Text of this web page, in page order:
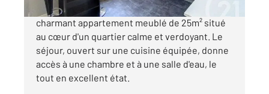
charmant appartement meublé de 25m² situé
au cœur d'un quartier calme et verdoyant. Le
séjour, ouvert sur une cuisine équipée, donne
accès à une chambre et à une salle d'eau, le
tout en excellent état.